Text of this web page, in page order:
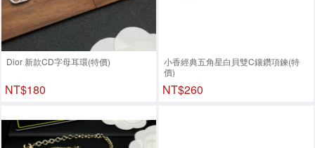
Dior 新款CD字母耳環(特價)
NT$180
小香經典五角星白貝雙C鑲鑽項鍊(特
價)
NT$260